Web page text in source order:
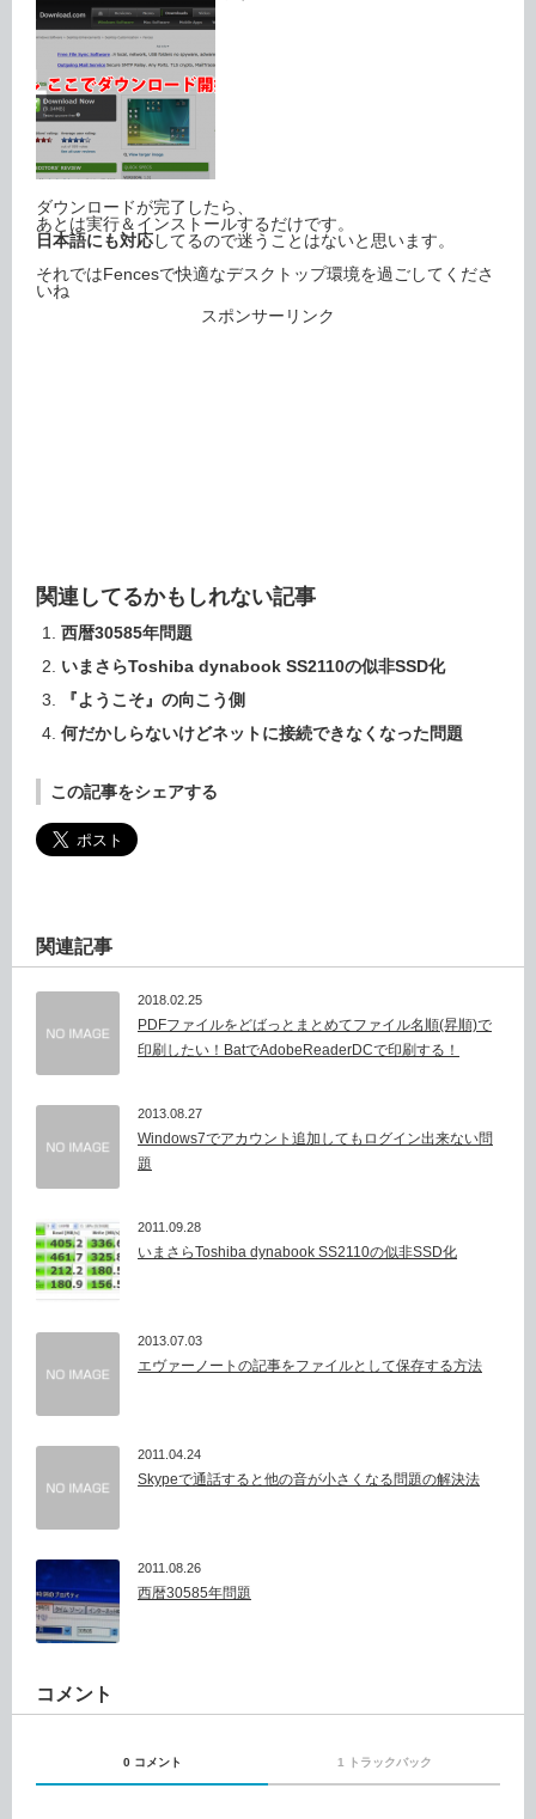
ダウンロードが完了したら、
あとは実行＆インストールするだけです。
日本語にも対応してるので迷うことはないと思います。
それではFencesで快適なデスクトップ環境を過ごしてくださ
いね
スポンサーリンク
関連してるかもしれない記事
西暦30585年問題
いまさらToshiba dynabook SS2110の似非SSD化
『ようこそ』の向こう側
何だかしらないけどネットに接続できなくなった問題
この記事をシェアする
関連記事
2018.02.25
PDFファイルをどばっとまとめてファイル名順(昇順)で
印刷したい！BatでAdobeReaderDCで印刷する！
2013.08.27
Windows7でアカウント追加してもログイン出来ない問
題
2011.09.28
いまさらToshiba dynabook SS2110の似非SSD化
2013.07.03
エヴァーノートの記事をファイルとして保存する方法
2011.04.24
Skypeで通話すると他の音が小さくなる問題の解決法
2011.08.26
西暦30585年問題
コメント
0 コメント 1 トラックバック